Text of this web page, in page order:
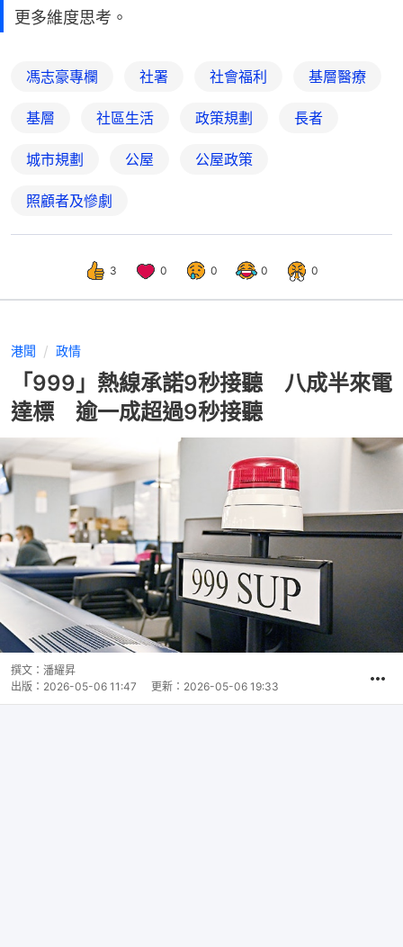
更多維度思考。
馮志豪專欄 社署 社會福利 基層醫療
基層 社區生活 政策規劃 長者
城市規劃 公屋 公屋政策
照顧者及慘劇
3 0 0 0 0
港聞 政情
「999」熱線承諾9秒接聽 八成半來電
達標 逾一成超過9秒接聽
撰文： 潘耀昇
出版： 2026-05-06 11:47 更新： 2026-05-06 19:33